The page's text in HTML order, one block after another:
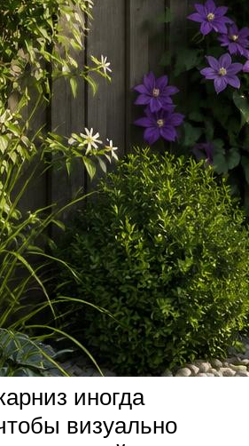
иногда
визуально